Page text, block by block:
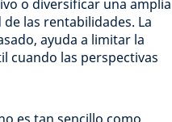
o diversificar una amplia
las rentabilidades. La
ayuda a limitar la
cuando las perspectivas